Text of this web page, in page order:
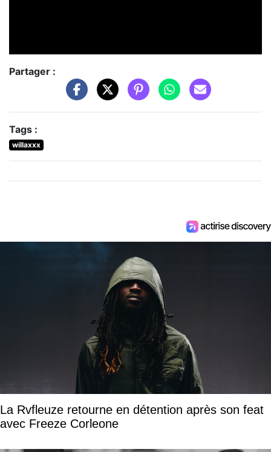
Partager :
Tags :
willaxxx
La Rvfleuze retourne en détention après son feat
avec Freeze Corleone